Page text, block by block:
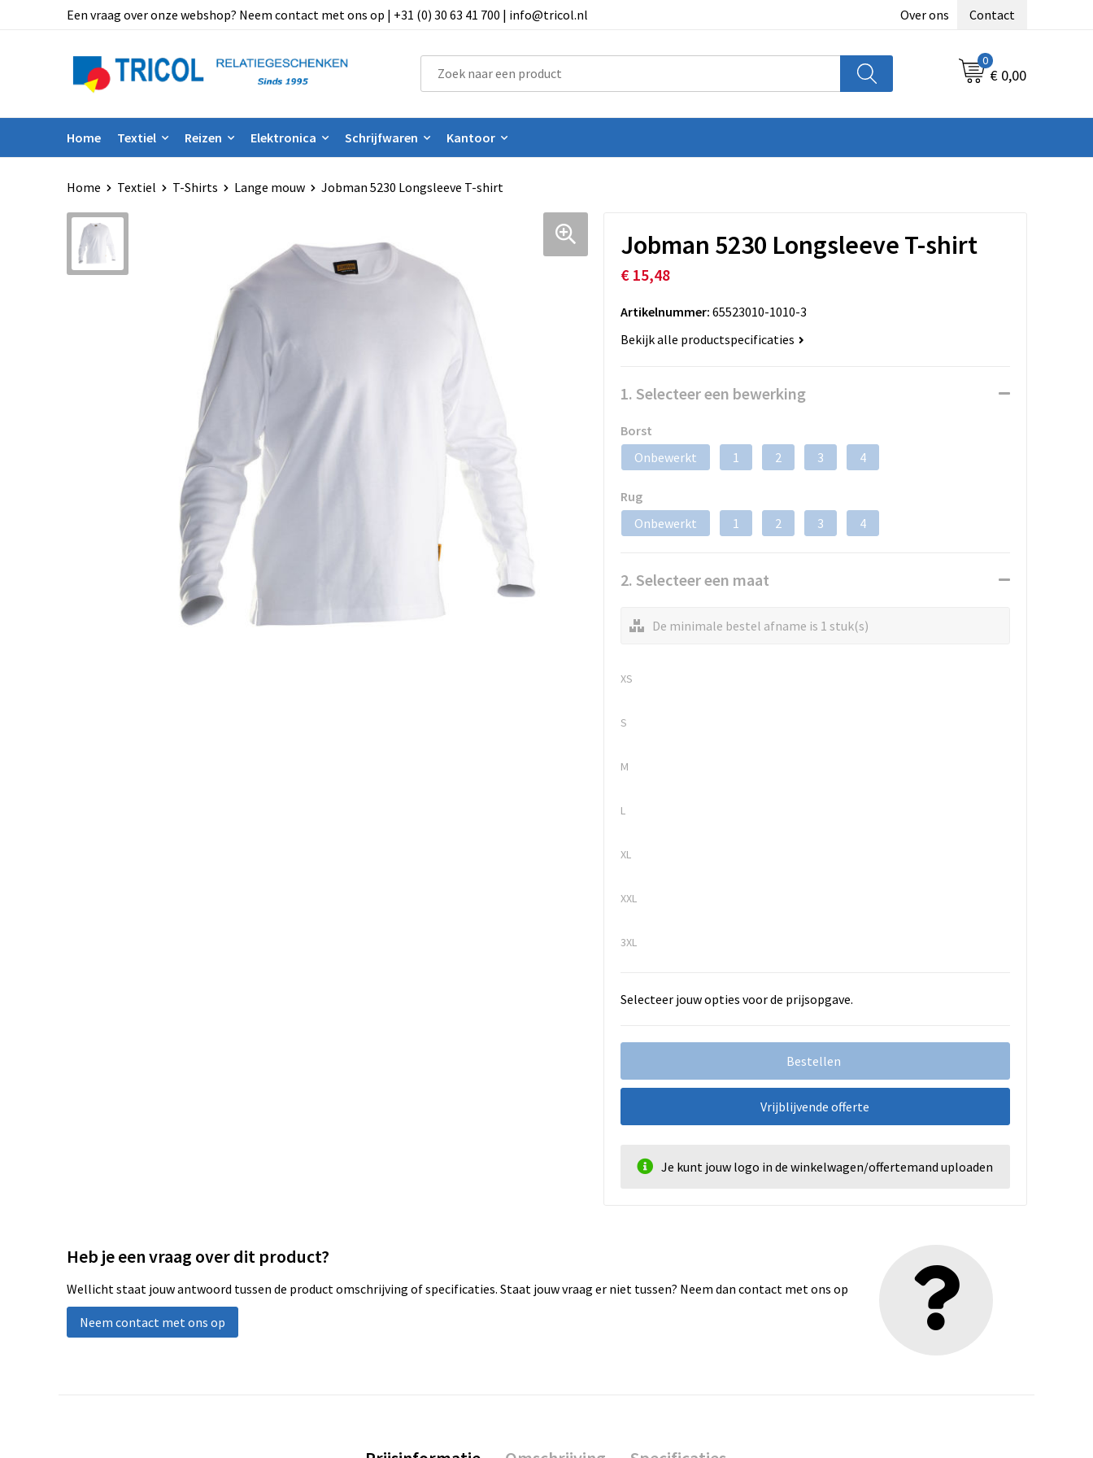
Een vraag over onze webshop? Neem contact met ons op | +31 (0) 30 63 41 700 | info@tricol.nl Over ons Contact
0
€ 0,00
Home Textiel Reizen Elektronica Schrijfwaren Kantoor
Home Textiel T-Shirts Lange mouw Jobman 5230 Longsleeve T-shirt
Jobman 5230 Longsleeve T-shirt
€ 15,48
Artikelnummer: 65523010-1010-3
Bekijk alle productspecificaties
1. Selecteer een bewerking
Borst
Onbewerkt
1 2 3 4
Rug
Onbewerkt
1 2 3 4
2. Selecteer een maat
De minimale bestel afname is 1 stuk(s)
XS
S
M
L
XL
XXL
3XL
Selecteer jouw opties voor de prijsopgave.
Bestellen
Vrijblijvende offerte
Je kunt jouw logo in de winkelwagen/offertemand uploaden
Heb je een vraag over dit product?
Wellicht staat jouw antwoord tussen de product omschrijving of specificaties. Staat jouw vraag er niet tussen? Neem dan contact met ons op
Neem contact met ons op